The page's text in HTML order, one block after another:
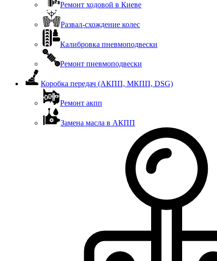
Ремонт ходовой в Киеве
Развал-схождение колес
Калибровка пневмоподвески
Ремонт пневмоподвески
Коробка передач (АКПП, МКПП, DSG)
Ремонт акпп
Замена масла в АКПП